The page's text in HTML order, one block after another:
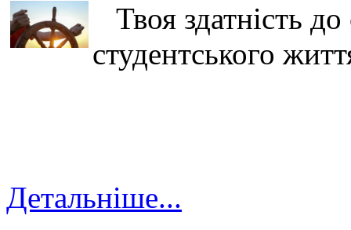
Твоя здатність
студентського
Детальніше...